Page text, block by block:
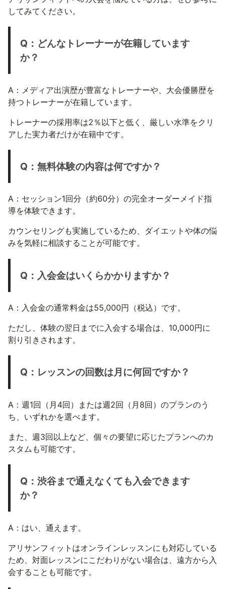
してみてください。
Q：どんなトレーナーが在籍しています
か？
A：メディア出演歴が豊富なトレーナーや、大会優勝歴を
持つトレーナーが在籍しています。
トレーナーの採用率は2％以下と低く、厳しい水準をクリ
アした実力者だけが在籍中です。
Q：無料体験の内容は何ですか？
A：セッション1回分（約60分）の完全オーダーメイド指
導を体験できます。
カウンセリングも実施しているため、ダイエットや体の悩
みを気軽に相談することが可能です。
Q：入会金はいくらかかりますか？
A：入会金の通常料金は55,000円（税込）です。
ただし、体験の翌日までに入会する場合は、10,000円に
割り引きされます。
Q：レッスンの回数は月に何回ですか？
A：週1回（月4回）または週2回（月8回）のプランのう
ち、いずれかを選べます。
また、週3回以上など、個々の要望に応じたプランへのカ
スタムも可能です。
Q：渋谷まで通えなくても入会できます
か？
A：はい、通えます。
アリサンフィットはオンラインレッスンにも対応している
ため、対面レッスンにこだわりがない場合は、遠方から入
会することも可能です。